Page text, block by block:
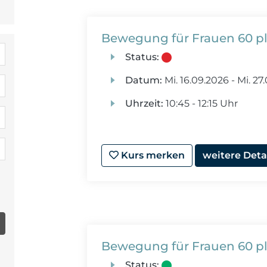
Bewegung für Frauen 60
Status:
Datum: Mi.16.09.2026 - Mi.
Uhrzeit: 10:45 - 12:15 Uhr
Kurs merken weitere
Bewegung für Frauen 60